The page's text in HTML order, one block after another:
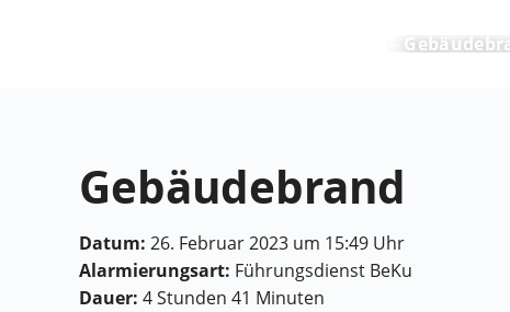
Gebäudebrand
Datum: 26. Februar 2023 um 15:49 Uhr
Alarmierungsart: Führungsdienst BeKu
Dauer: 4 Stunden 41 Minuten